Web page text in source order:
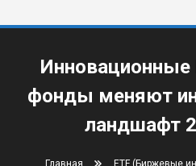
Инновационные
фонды меняют
ландшафт
Главная
ETF (Биржевые